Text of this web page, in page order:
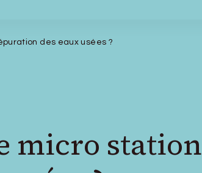
des eaux usées ?
micro station